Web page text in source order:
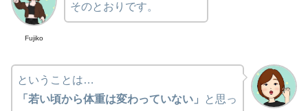
Fujiko
そのとおりです。
ということは…
「若い頃から体重は変わっていない」
と思っ